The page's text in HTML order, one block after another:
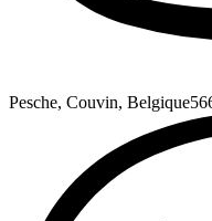
Pesche, Couvin, Belgique